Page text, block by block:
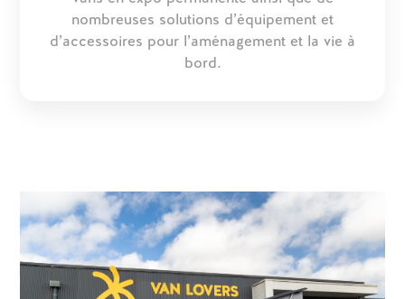
nombreuses solutions d’équipement et
d’accessoires pour l’aménagement et la vie à
bord.